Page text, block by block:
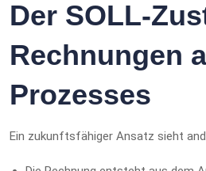
Der SOLL-
Rechnungen
Prozesses
Ein zukunftsfähiger Ansatz sieht